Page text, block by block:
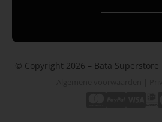
© Copyright 2026 – Bata